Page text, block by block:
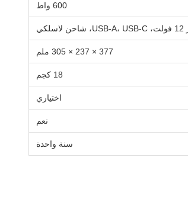
600 واط
377 × 237 × 305 ملم
18 كجم
اختياري
نعم
سنة واحدة